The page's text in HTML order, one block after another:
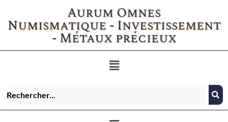
Aurum Omnes
Numismatique - Investissement
- Métaux précieux